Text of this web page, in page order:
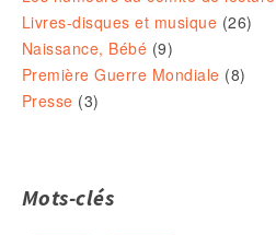
Livres-disques et musique (26)
Naissance, Bébé (9)
Première Guerre Mondiale (8)
Presse (3)
Mots-clés